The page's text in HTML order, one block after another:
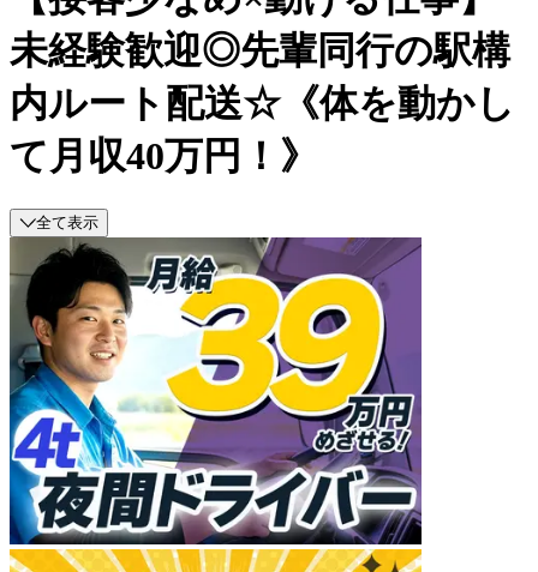
未経験歓迎◎先輩同行の駅構
内ルート配送☆《体を動かし
て月収40万円！》
全て表示